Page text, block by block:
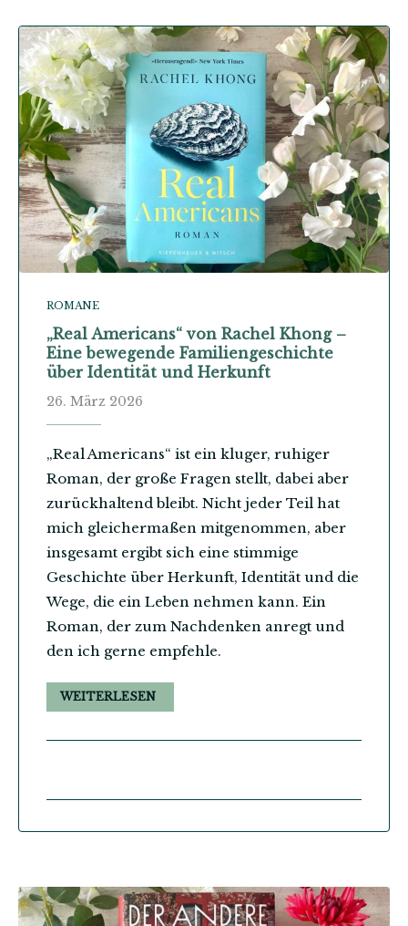
ROMANE
„Real Americans“ von Rachel Khong –
Eine bewegende Familiengeschichte
über Identität und Herkunft
26. März 2026
„Real Americans“ ist ein kluger, ruhiger
Roman, der große Fragen stellt, dabei aber
zurückhaltend bleibt. Nicht jeder Teil hat
mich gleichermaßen mitgenommen, aber
insgesamt ergibt sich eine stimmige
Geschichte über Herkunft, Identität und die
Wege, die ein Leben nehmen kann. Ein
Roman, der zum Nachdenken anregt und
den ich gerne empfehle.
WEITERLESEN